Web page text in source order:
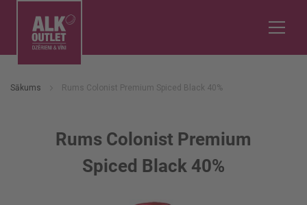
Sākums Rums Colonist Premium Spiced Black 40%
Rums Colonist Premium
Spiced Black 40%